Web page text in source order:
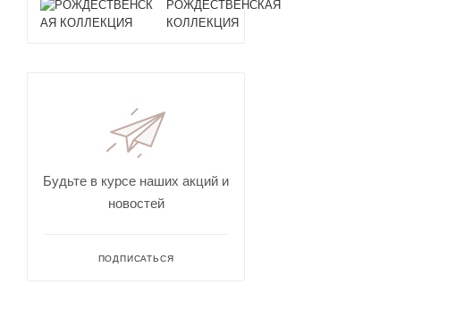
РОЖДЕСТВЕНСКАЯ
КОЛЛЕКЦИЯ
Будьте в курсе наших акций и
новостей
ПОДПИСАТЬСЯ